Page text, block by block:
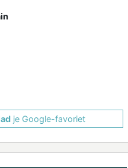
je Google-favoriet